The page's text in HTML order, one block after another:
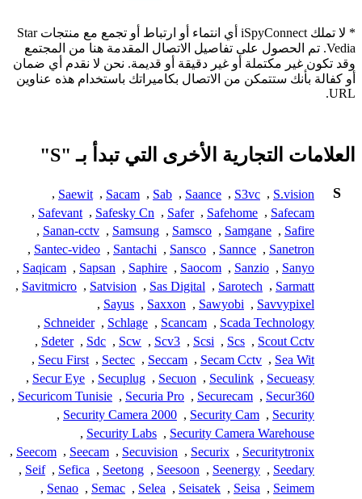
* لا تملك iSpyConnect أي انتماء أو ارتباط أو تجمع مع منتجات Star
Vedia. تم الحصول على تفاصيل الاتصال المقدمة هنا من المجتمع
وقد تكون غير مكتملة أو غير دقيقة أو قديمة. نحن لا نقدم أي ضمان
أو كفالة بأنك ستتمكن من الاتصال بكاميراتك باستخدام هذه عناوين
URL.
العلامات التجارية الأخرى التي تبدأ بـ "S"
S
S.vision
,
S3vc
,
Saance
,
Sab
,
Sacam
,
Saewit
,
Safecam
,
Safehome
,
Safer
,
Safesky Cn
,
Safevant
,
Safire
,
Samgane
,
Samsco
,
Samsung
,
Sanan-cctv
,
Sanetron
,
Sannce
,
Sansco
,
Santachi
,
Santec-video
,
Sanyo
,
Sanzio
,
Saocom
,
Saphire
,
Sapsan
,
Saqicam
,
Sarmatt
,
Sarotech
,
Sas Digital
,
Satvision
,
Savitmicro
,
Savvypixel
,
Sawyobi
,
Saxxon
,
Sayus
,
Scada Technology
,
Scancam
,
Schlage
,
Schneider
,
Scout Cctv
,
Scs
,
Scsi
,
Scv3
,
Scw
,
Sdc
,
Sdeter
,
Sea Wit
,
Secam Cctv
,
Seccam
,
Sectec
,
Secu First
,
Secueasy
,
Seculink
,
Secuon
,
Secuplug
,
Secur Eye
,
Secur360
,
Securecam
,
Securia Pro
,
Securicom Tunisie
,
Security
,
Security Cam
,
Security Camera 2000
,
Security Camera Warehouse
,
Security Labs
,
Securitytronix
,
Securix
,
Secuvision
,
Seecam
,
Seecom
,
Seedary
,
Seenergy
,
Seesoon
,
Seetong
,
Sefica
,
Seif
,
Seimem
,
Seisa
,
Seisatek
,
Selea
,
Semac
,
Senao
,